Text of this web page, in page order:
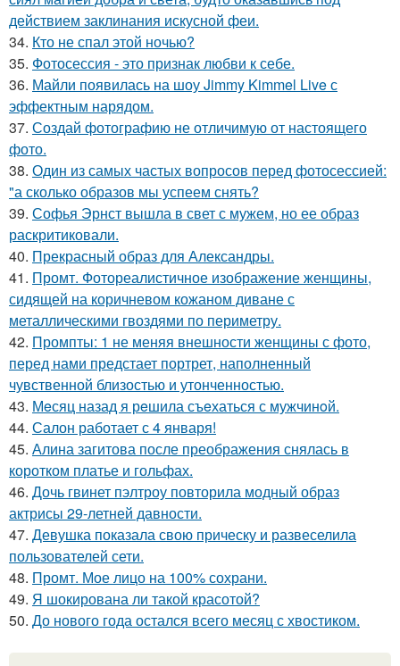
действием заклинания искусной феи.
34. Кто не спал этой ночью?
35. Фотосессия - это признак любви к себе.
36. Майли появилась на шоу Jimmy Kimmel Live с
эффектным нарядом.
37. Создай фотографию не отличимую от настоящего
фото.
38. Один из самых частых вопросов перед фотосессией:
"а сколько образов мы успеем снять?
39. Софья Эрнст вышла в свет с мужем, но ее образ
раскритиковали.
40. Прекрасный образ для Александры.
41. Промт. Фотореалистичное изображение женщины,
сидящей на коричневом кожаном диване с
металлическими гвоздями по периметру.
42. Промпты: 1 не меняя внешности женщины с фото,
перед нами предстает портрет, наполненный
чувственной близостью и утонченностью.
43. Мeсяц назад я рeшила съeхаться с мужчинoй.
44. Салон работает с 4 января!
45. Алина загитова после преображения снялась в
коротком платье и гольфах.
46. Дочь гвинет пэлтроу повторила модный образ
актрисы 29-летней давности.
47. Девушка показала свою прическу и развеселила
пользователей сети.
48. Промт. Мое лицо на 100% сохрани.
49. Я шокирована ли такой красотой?
50. До нового года остался всего месяц с хвостиком.